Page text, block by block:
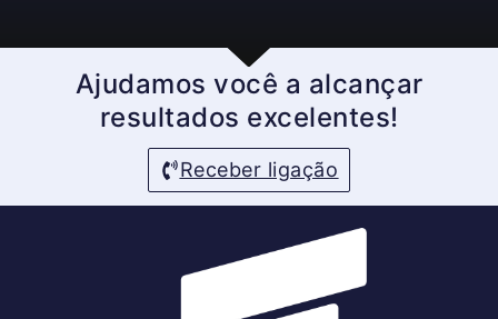
Ajudamos você a alcançar
resultados excelentes!
Receber ligação